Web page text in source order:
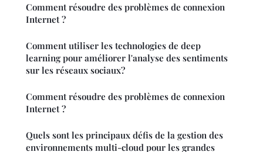
Comment résoudre des problèmes de connexion
Internet ?
Comment utiliser les technologies de deep
learning pour améliorer l'analyse des sentiments
sur les réseaux sociaux?
Comment résoudre des problèmes de connexion
Internet ?
Quels sont les principaux défis de la gestion des
environnements multi-cloud pour les grandes